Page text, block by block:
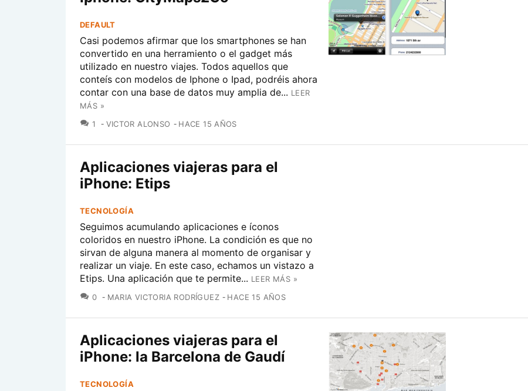
DEFAULT
Casi podemos afirmar que los smartphones se han
convertido en una herramiento o el gadget más
utilizado en nuestro viajes. Todos aquellos que
conteís con modelos de Iphone o Ipad, podréis ahora
contar con una base de datos muy amplia de... LEER
MÁS »
1
COMENTARIOS
VICTOR ALONSO HACE 15 AÑOS
Aplicaciones viajeras para el
iPhone: Etips
TECNOLOGÍA
Seguimos acumulando aplicaciones e íconos
coloridos en nuestro iPhone. La condición es que no
sirvan de alguna manera al momento de organisar y
realizar un viaje. En este caso, echamos un vistazo a
Etips. Una aplicación que te permite... LEER MÁS »
0 COMENTARIOS
MARIA VICTORIA RODRÍGUEZ HACE 15 AÑOS
Aplicaciones viajeras para el
iPhone: la Barcelona de Gaudí
TECNOLOGÍA